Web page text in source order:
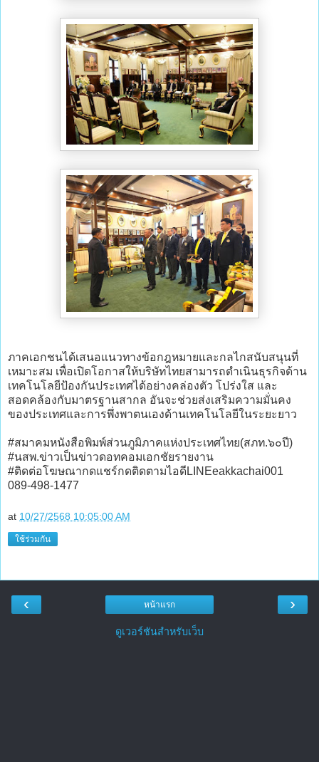
ภาคเอกชนได้เสนอแนวทางข้อกฎหมายและกลไกสนับสนุนที่
เหมาะสม เพื่อเปิดโอกาสให้บริษัทไทยสามารถดำเนินธุรกิจด้าน
เทคโนโลยีป้องกันประเทศได้อย่างคล่องตัว โปร่งใส และ
สอดคล้องกับมาตรฐานสากล อันจะช่วยส่งเสริมความมั่นคง
ของประเทศและการพึ่งพาตนเองด้านเทคโนโลยีในระยะยาว
#สมาคมหนังสือพิมพ์ส่วนภูมิภาคแห่งประเทศไทย(สภท.๖๐ปี)
#นสพ.ข่าวเป็นข่าวดอทคอมเอกชัยรายงาน
#ติดต่อโฆษณากดแชร์กดติดตามไอดีLINEeakkachai001
089-498-1477
at 10/27/2568 10:05:00 AM
ใช้ร่วมกัน
‹ ›
หน้าแรก
ดูเวอร์ชันสำหรับเว็บ